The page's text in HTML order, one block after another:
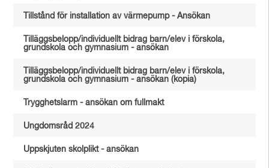
Tillstånd för installation av värmepump - Ansökan
Tilläggsbelopp/individuellt bidrag barn/elev i förskola,
grundskola och gymnasium - ansökan
Tilläggsbelopp/individuellt bidrag barn/elev i förskola,
grundskola och gymnasium - ansökan (kopia)
Trygghetslarm - ansökan om fullmakt
Ungdomsråd 2024
Uppskjuten skolplikt - ansökan